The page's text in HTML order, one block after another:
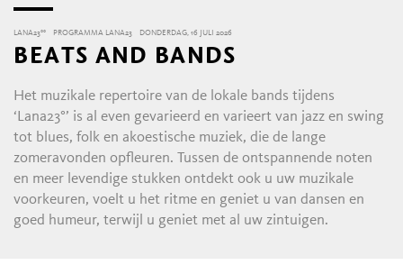
LANA23°° PROGRAMMA LANA23 DONDERDAG, 16 JULI 2026
BEATS AND BANDS
Het muzikale repertoire van de lokale bands tijdens
‘Lana23°’ is al even gevarieerd en varieert van jazz en swing
tot blues, folk en akoestische muziek, die de lange
zomeravonden opfleuren. Tussen de ontspannende noten
en meer levendige stukken ontdekt ook u uw muzikale
voorkeuren, voelt u het ritme en geniet u van dansen en
goed humeur, terwijl u geniet met al uw zintuigen.